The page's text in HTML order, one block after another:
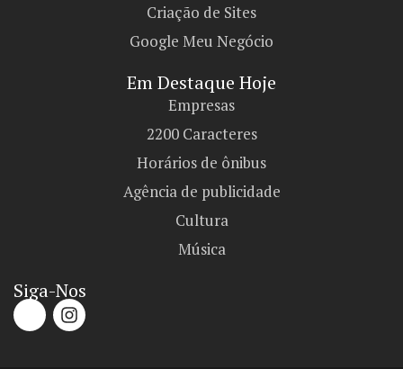
Criação de Sites
Google Meu Negócio
Em Destaque Hoje
Empresas
2200 Caracteres
Horários de ônibus
Agência de publicidade
Cultura
Música
Siga-Nos